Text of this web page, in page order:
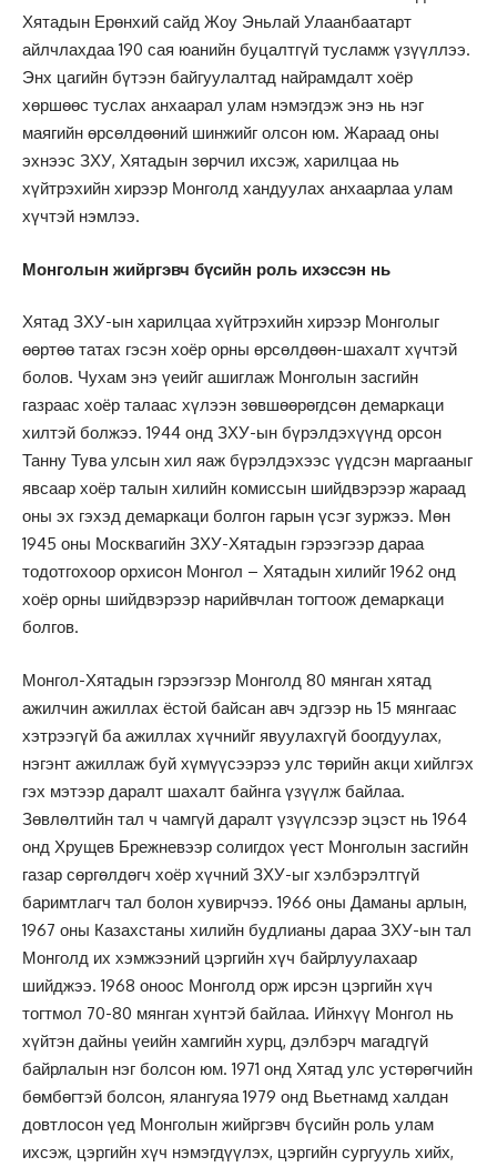
Хятадын Ерөнхий сайд Жоу Эньлай Улаанбаатарт
айлчлахдаа 190 сая юанийн буцалтгүй тусламж үзүүллээ.
Энх цагийн бүтээн байгуулалтад найрамдалт хоёр
хөршөөс туслах анхаарал улам нэмэгдэж энэ нь нэг
маягийн өрсөлдөөний шинжийг олсон юм. Жараад оны
эхнээс ЗХУ, Хятадын зөрчил ихсэж, харилцаа нь
хүйтрэхийн хирээр Монголд хандуулах анхаарлаа улам
хүчтэй нэмлээ.
Монголын жийргэвч бүсийн роль ихэссэн нь
Хятад ЗХУ-ын харилцаа хүйтрэхийн хирээр Монголыг
өөртөө татах гэсэн хоёр орны өрсөлдөөн-шахалт хүчтэй
болов. Чухам энэ үеийг ашиглаж Монголын засгийн
газраас хоёр талаас хүлээн зөвшөөрөгдсөн демаркаци
хилтэй болжээ. 1944 онд ЗХУ-ын бүрэлдэхүүнд орсон
Танну Тува улсын хил яаж бүрэлдэхээс үүдсэн маргааныг
явсаар хоёр талын хилийн комиссын шийдвэрээр жараад
оны эх гэхэд демаркаци болгон гарын үсэг зуржээ. Мөн
1945 оны Москвагийн ЗХУ-Хятадын гэрээгээр дараа
тодотгохоор орхисон Монгол – Хятадын хилийг 1962 онд
хоёр орны шийдвэрээр нарийвчлан тогтоож демаркаци
болгов.
Монгол-Хятадын гэрээгээр Монголд 80 мянган хятад
ажилчин ажиллах ёстой байсан авч эдгээр нь 15 мянгаас
хэтрээгүй ба ажиллах хүчнийг явуулахгүй боогдуулах,
нэгэнт ажиллаж буй хүмүүсээрээ улс төрийн акци хийлгэх
гэх мэтээр даралт шахалт байнга үзүүлж байлаа.
Зөвлөлтийн тал ч чамгүй даралт үзүүлсээр эцэст нь 1964
онд Хрущев Брежневээр солигдох үест Монголын засгийн
газар сөргөлдөгч хоёр хүчний ЗХУ-ыг хэлбэрэлтгүй
баримтлагч тал болон хувирчээ. 1966 оны Даманы арлын,
1967 оны Казахстаны хилийн будлианы дараа ЗХУ-ын тал
Монголд их хэмжээний цэргийн хүч байрлуулахаар
шийджээ. 1968 оноос Монголд орж ирсэн цэргийн хүч
тогтмол 70-80 мянган хүнтэй байлаа. Ийнхүү Монгол нь
хүйтэн дайны үеийн хамгийн хурц, дэлбэрч магадгүй
байрлалын нэг болсон юм. 1971 онд Хятад улс устөрөгчийн
бөмбөгтэй болсон, ялангуяа 1979 онд Вьетнамд халдан
довтлосон үед Монголын жийргэвч бүсийн роль улам
ихсэж, цэргийн хүч нэмэгдүүлэх, цэргийн сургууль хийх,